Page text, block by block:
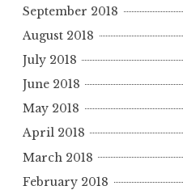
September 2018
August 2018
July 2018
June 2018
May 2018
April 2018
March 2018
February 2018